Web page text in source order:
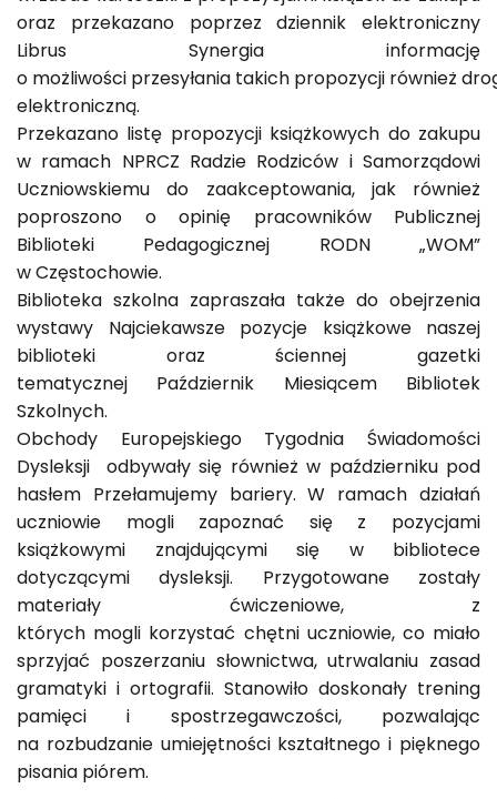
oraz przekazano poprzez dziennik elektroniczny
Librus Synergia informację
o możliwości przesyłania takich propozycji również
elektroniczną.
Przekazano listę propozycji książkowych do zakupu
w ramach NPRCZ Radzie Rodziców i Samorządowi
Uczniowskiemu do zaakceptowania, jak również
poproszono o opinię pracowników Publicznej
Biblioteki Pedagogicznej RODN „WOM”
w Częstochowie.
Biblioteka szkolna zapraszała także do obejrzenia
wystawy Najciekawsze pozycje książkowe naszej
biblioteki oraz ściennej gazetki
tematycznej Październik Miesiącem Bibliotek
Szkolnych.
Obchody Europejskiego Tygodnia Świadomości
Dysleksji odbywały się również w październiku pod
hasłem Przełamujemy bariery. W ramach działań
uczniowie mogli zapoznać się z pozycjami
książkowymi znajdującymi się w bibliotece
dotyczącymi dysleksji. Przygotowane zostały
materiały ćwiczeniowe, z
których mogli korzystać chętni uczniowie, co miało
sprzyjać poszerzaniu słownictwa, utrwalaniu zasad
gramatyki i ortografii. Stanowiło doskonały trening
pamięci i spostrzegawczości, pozwalając
na rozbudzanie umiejętności kształtnego i pięknego
pisania piórem.